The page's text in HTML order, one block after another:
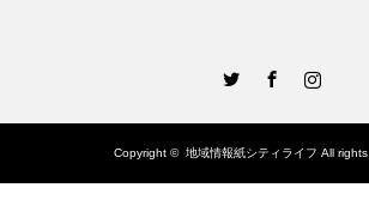
Copyright © 地域情報紙シティライフ All rights